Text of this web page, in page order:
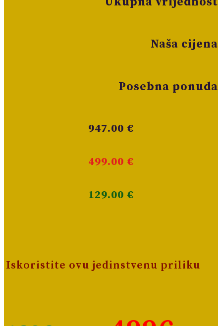
Naša cijena
Posebna ponuda
947.00 €
499.00 €
129.00 €
Iskoristite ovu jedinstvenu priliku